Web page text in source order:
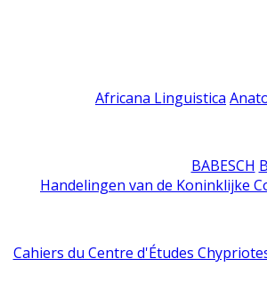
Africana Linguistica
BABESCH
Handelingen van de Koninklijke
Cahiers du Centre d'Études